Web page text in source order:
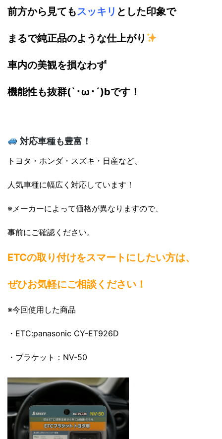
前方から見てもスッキリ とした印象で
まるで純正品のような仕上がり
車内の美観を損なわず
機能性も抜群(`･ω･´)bです！
対応車種も豊富！
トヨタ・ホンダ・スズキ・日産など、
人気車種に幅広く対応しています！
※メーカーによって価格が異なりますので、
事前にご確認ください。
ETCの取り付けをスマートにしたい方は、
ぜひお気軽にご相談ください！
※今回使用した商品
・ETC:panasonic CY-ET926D
・ブラケット：NV-50